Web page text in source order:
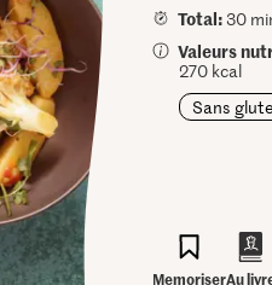
Total: 30
Valeurs
270 kcal
Sans
MemoriserAu